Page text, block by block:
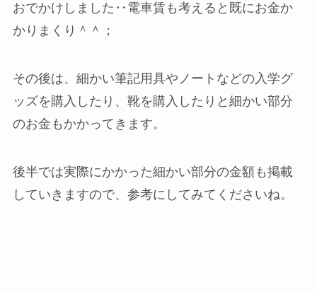
おでかけしました‥電車賃も考えると既にお金か
かりまくり＾＾；
その後は、細かい筆記用具やノートなどの入学グ
ッズを購入したり、靴を購入したりと細かい部分
のお金もかかってきます。
後半では実際にかかった細かい部分の金額も掲載
していきますので、参考にしてみてくださいね。